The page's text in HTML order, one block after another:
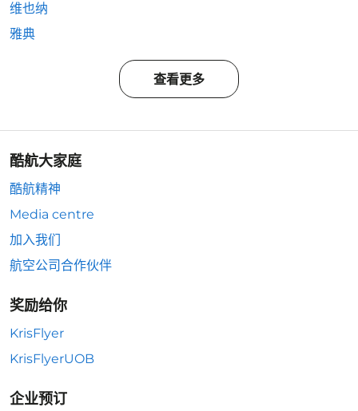
维也纳
雅典
查看更多
酷航大家庭
酷航精神
Media centre
加入我们
航空公司合作伙伴
奖励给你
KrisFlyer
KrisFlyerUOB
企业预订